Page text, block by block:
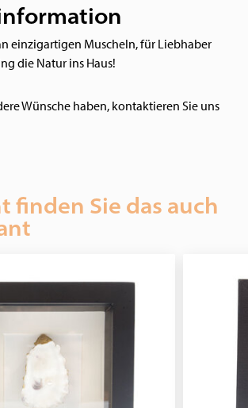
einzigartigen Muscheln, für Liebhaber
die Natur ins Haus!
Wünsche haben, kontaktieren Sie uns
finden Sie das auch